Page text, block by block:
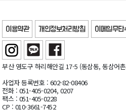
이용약관 개인정보처리방침 이메일무단
부산 영도구 하리해안길 17-5 (동삼동, 동삼어
사업자 등록번호 : 602-82-08406
전화 : 051-405-0204, 0207
팩스 : 051-405-0228
CP : 010-3661-7452